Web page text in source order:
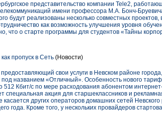
представительство компании Tele2,
имени профессора М.А. Бонч-
будут реализованы несколько совместных
как возможность улучшения уровня
что о старте программы для студентов «Тайны
пропуск в Сеть (Новости)
свои услуги в Невском районе
названием «Отличный». Особенность нового
512 Кбит/с по мере расходования абонентом
специальная акция для старшеклассников и
других операторов домашних сетей
года. Кроме того, у нескольких провайдеров